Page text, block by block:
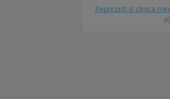
Reprezinti o clinica